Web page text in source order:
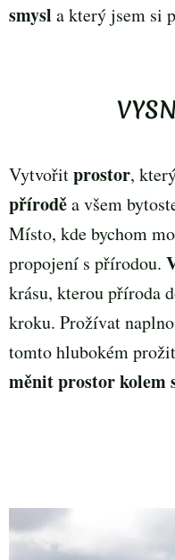
smysl a který jsem si
Vytvořitprostor,
příroděa všem
Místo, kde bychom
propojení s přírodou.
krásu, kterou příroda
kroku. Prožívat naplno
tomto hlubokém
měnit prostor kolem